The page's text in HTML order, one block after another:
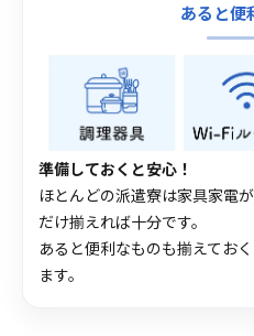
あると便
準備しておくと安心！
ほとんどの派遣寮は家具家電
だけ揃えれば十分です。
あると便利なものも揃えてお
ます。